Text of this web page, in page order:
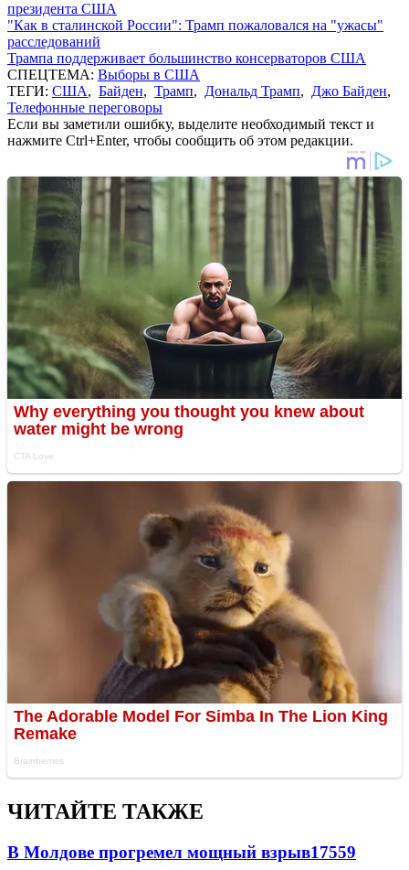
президента США
"Как в сталинской России": Трамп пожаловался на "ужасы"
расследований
Трампа поддерживает большинство консерваторов США
СПЕЦТЕМА: Выборы в США
ТЕГИ: США, Байден, Трамп, Дональд Трамп, Джо Байден,
Телефонные переговоры
Если вы заметили ошибку, выделите необходимый текст и
нажмите Ctrl+Enter, чтобы сообщить об этом редакции.
ЧИТАЙТЕ ТАКЖЕ
В Молдове прогремел мощный взрыв17559